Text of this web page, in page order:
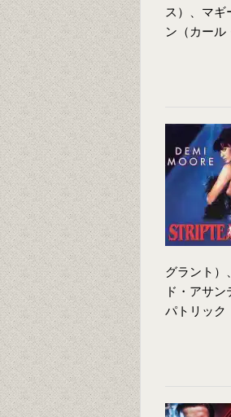
ス）、マギ
ン（カール
グラント）
ド・アサ
パトリック